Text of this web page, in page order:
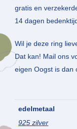
gratis en
14 dagen
Wil je deze ring
Dat kan! Mail ons
eigen Oogst is dan
edelmetaal
925 zilver